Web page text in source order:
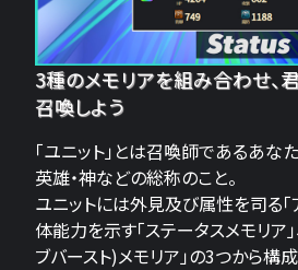
3種のメモリアを組み合わせ、
召喚しよう
「ユニット」とは召喚師であるあな
英雄・神などの総称のこと。
ユニットには外見及び属性を司る「
体能力を示す「ステータスメモリア
ブバースト)メモリア」の3つから構成